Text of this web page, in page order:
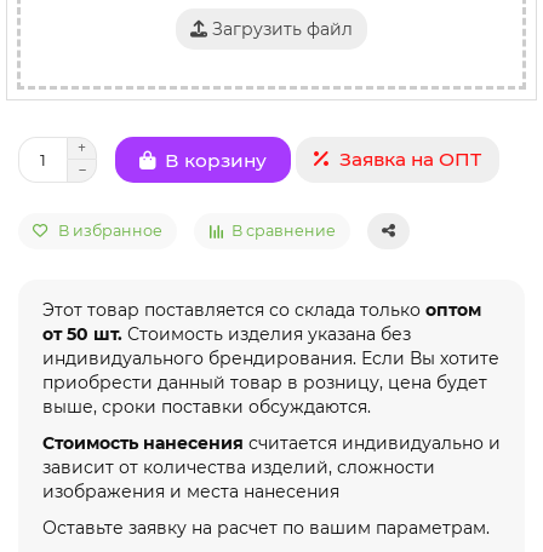
Загрузить файл
В корзину Заявка на ОПТ
В избранное В сравнение
Этот товар поставляется со склада только оптом
от 50 шт. Стоимость изделия указана без
индивидуального брендирования. Если Вы хотите
приобрести данный товар в розницу, цена будет
выше, сроки поставки обсуждаются.
Стоимость нанесения считается индивидуально и
зависит от количества изделий, сложности
изображения и места нанесения
Оставьте заявку на расчет по вашим параметрам.